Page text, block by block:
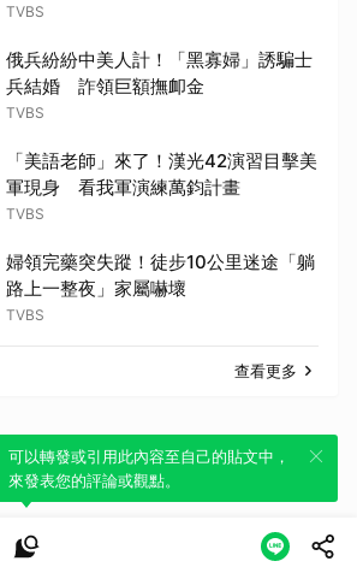
TVBS
俄兵紛紛中美人計！「黑寡婦」誘騙士
兵結婚 詐領巨額撫卹金
TVBS
「美語老師」來了！漢光42演習目擊美
軍現身 看我軍演練萬鈞計畫
TVBS
婦領完藥突失蹤！徒步10公里迷途「躺
路上一整夜」家屬嚇壞
TVBS
查看更多
驗！一鍵引用此內容，透過發布貼
鬆表達個人立場。
可以轉發或引用此內容至自己的貼文中，
來發表您的評論或觀點。